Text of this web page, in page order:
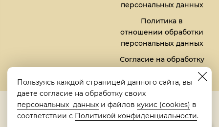
персональных данных
Политика в
отношении обработки
персональных данных
Согласие на обработку
файлов кукис (cookies)
5,0
Рейтинг в Яндексе
Пользуясь каждой страницей данного сайта, вы
даете согласие на обработку своих
персональных данных и файлов кукис (cookies) в
соответствии с Политикой конфиденциальности.